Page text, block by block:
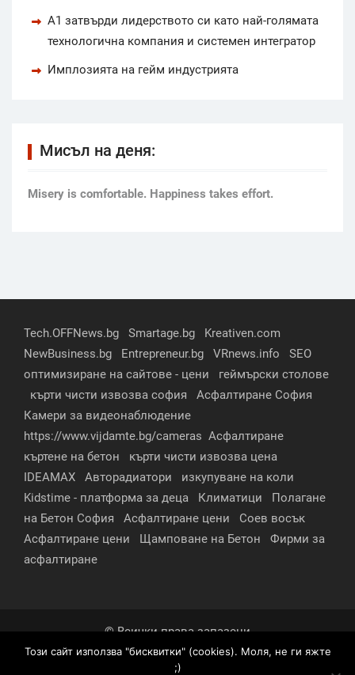
А1 затвърди лидерството си като най-голямата
технологична компания и системен интегратор
Имплозията на гейм индустрията
Мисъл на деня:
Мisery is comfortable. Happiness takes effort.
Tech.OFFNews.bg Smartage.bg
Kreativen.com
NewBusiness.bg
Entrepreneur.bg VRnews.info
SEO
оптимизиране на сайтове - цени
геймърски столове
кърти чисти извозва софия
Асфалтиране София
Камери за видеонаблюдение
https://www.vijdamte.bg/cameras Асфалтиране
къртене на бетон
кърти чисти извозва цена
IDEAMAX
Авторадиатори
изкупуване на коли
Kidstime - платформа за деца
Климатици
Полагане
на Бетон София
Асфалтиране цени
Соев восък
Асфалтиране цени
Щамповане на Бетон
Фирми за
асфалтиране
© Всички права запазени
За нас
Контакти Реклама Партньори
Този сайт използва "бисквитки" (cookies). Моля, не ги яжте
;)